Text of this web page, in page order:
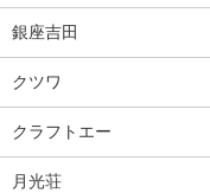
銀座吉田
クツワ
クラフトエー
月光荘